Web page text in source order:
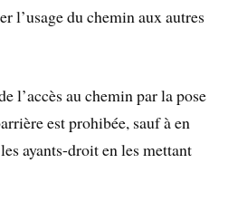
l’usage du chemin aux autres
l’accès au chemin par la pose
est prohibée, sauf à en
ayants-droit en les mettant